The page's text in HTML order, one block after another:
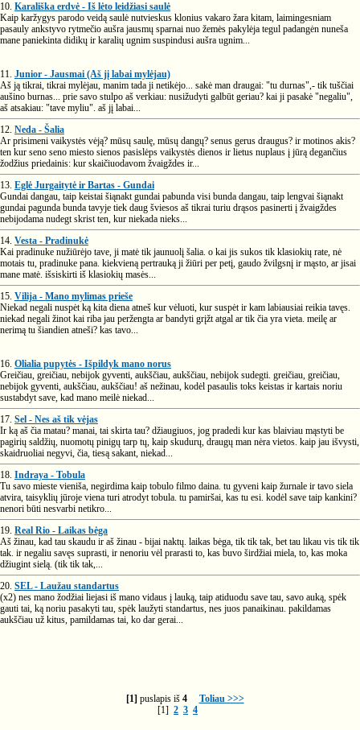
10. Karališka erdvė - Iš lėto leidžiasi saulė
Kaip karžygys parodo veidą saulė nutvieskus klonius vakaro žara kitam, laimingesniam
pasauly ankstyvo rytmečio aušra jausmų sparnai nuo žemės pakylėja tegul padangėn nuneša
mane paniekinta didikų ir karalių ugnim suspindusi aušra ugnim...
11. Junior - Jausmai (Aš jį labai mylėjau)
Aš ją tikrai, tikrai mylėjau, manim tada ji netikėjo... sakė man draugai: "tu durnas",- tik tuščiai
aušino burnas... prie savo stulpo aš verkiau: nusižudyti galbūt geriau? kai ji pasakė "negaliu",
aš atsakiau: "tave myliu". aš jį labai...
12. Neda - Šalia
Ar prisimeni vaikystės vėją? mūsų saulę, mūsų dangų? senus gerus draugus? ir motinos akis?
ten kur seno seno miesto sienos pasislėps vaikystės dienos ir lietus nuplaus į jūrą degančius
žodžius priedainis: kur skaičiuodavom žvaigždes ir...
13. Eglė Jurgaitytė ir Bartas - Gundai
Gundai dangau, taip keistai šiąnakt gundai pabunda visi bunda dangau, taip lengvai šiąnakt
gundai pagunda bunda tavyje tiek daug šviesos aš tikrai turiu drąsos pasinerti į žvaigždes
nebijodama nudegt skrist ten, kur niekada nieks...
14. Vesta - Pradinukė
Kai pradinuke nužiūrėjo tave, ji matė tik jaunuolį šalia. o kai jis sukos tik klasiokių rate, nė
motais tu, pradinuke pana. kiekvieną pertrauką ji žiūri per petį, gaudo žvilgsnį ir mąsto, ar jisai
mane matė. išsiskirti iš klasiokių masės...
15. Vilija - Mano mylimas prieše
Niekad negali nuspėt ką kita diena atneš kur vėluoti, kur suspėt ir kam labiausiai reikia tavęs.
niekad negali žinot kai riba jau peržengta ar bandyti grįžt atgal ar tik čia yra vieta. meilę ar
nerimą tu šiandien atneši? kas tavo...
16. Olialia pupytės - Išpildyk mano norus
Greičiau, greičiau, nebijok gyventi, aukščiau, aukščiau, nebijok sudegti. greičiau, greičiau,
nebijok gyventi, aukščiau, aukščiau! aš nežinau, kodėl pasaulis toks keistas ir kartais noriu
sustabdyt save, kad mano meilė niekad...
17. Sel - Nes aš tik vėjas
Ir ką aš čia matau? manai, tai skirta tau? džiaugiuos, jog pradedi kur kas blaiviau mąstyti be
pagirių saldžių, nuomotų pinigų tarp tų, kaip skudurų, draugų man nėra vietos. kaip jau išvysti,
skaidruoliai negyvi, čia, tiesą sakant, niekad...
18. Indraya - Tobula
Tu savo mieste vieniša, negirdima kaip tobulo filmo daina. tu gyveni kaip žurnale ir tavo siela
atvira, taisyklių jūroje viena turi atrodyt tobula. tu pamiršai, kas tu esi. kodėl save taip kankini?
nenori būti nesvarbi netikro...
19. Real Rio - Laikas bėga
Aš žinau, kad tau skaudu ir aš žinau - bijai naktų. laikas bėga, tik tik tak, bet tau likau vis tik tik
tak. ir negaliu savęs suprasti, ir nenoriu vėl prarasti to, kas buvo širdžiai miela, to, kas moka
džiugint sielą. (tik tik tak,...
20. SEL - Laužau standartus
(x2) nes mano žodžiai liejasi iš mano vidaus į lauką, taip atiduodu save tau, savo auką, spėk
gauti tai, ką noriu pasakyti tau, spėk laužyti standartus, nes juos panaikinau. pakildamas
aukščiau už kitus, pamildamas tai, ko dar gerai...
[1] puslapis iš 4
Toliau >>>
[1] 2 3 4